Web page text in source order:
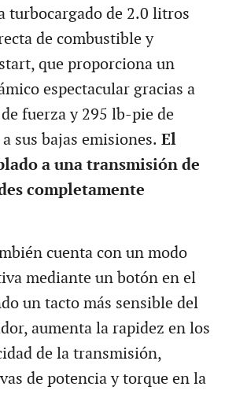
turbocargado de 2.0 litros
de combustible y
que proporciona un
espectacular gracias a
fuerza y 295 lb-pie de
sus bajas emisiones. El
a una transmisión de
completamente
cuenta con un modo
mediante un botón en el
un tacto más sensible del
aumenta la rapidez en los
de la transmisión,
de potencia y torque en la